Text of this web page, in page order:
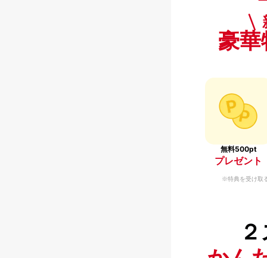
豪
無料500pt
プレゼント
※特典を受け取